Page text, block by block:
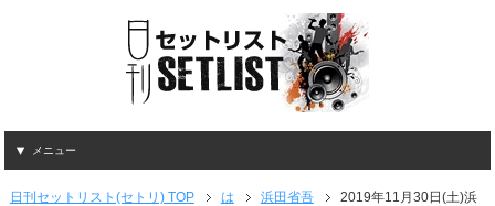
メニュー
日刊セットリスト(セトリ) TOP は 浜田省吾
2019年11月30日(土)浜